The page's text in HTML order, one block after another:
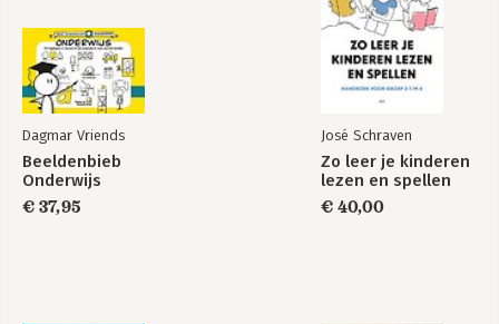
Dagmar Vriends
Beeldenbieb
Onderwijs
€ 37,95
José Schraven
Zo leer je kinderen
lezen en spellen
€ 40,00